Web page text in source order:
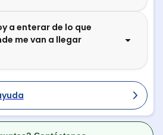
a enterar de lo que
me van a llegar